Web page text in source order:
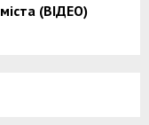
(ВІДЕО)